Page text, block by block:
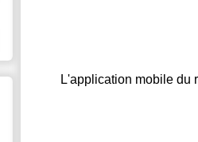
L'application mobile du